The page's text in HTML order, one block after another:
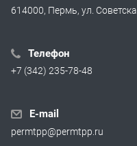
614000, Пермь, ул.
Телефон
+7 (342) 235-78-48
E-mail
permtpp@permtpp.ru